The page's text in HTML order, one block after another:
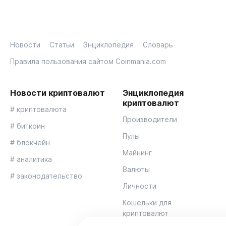
Новости Статьи Энциклопедия
Словарь
Правила пользования сайтом Coinmania.com
Новости криптовалют
# криптовалюта
# биткоин
# блокчейн
# аналитика
# законодательство
Энциклопедия
криптовалют
Производители
Пулы
Майнинг
Валюты
Личности
Кошельки для
криптовалют